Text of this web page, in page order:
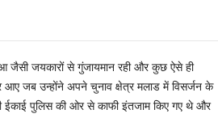
जैसी जयकारों से गुंजायमान रही और कुछ ऐसे ही
आए जब उन्होंने अपने चुनाव क्षेत्र मलाड में विसर्जन के
ईकाई पुलिस की ओर से काफी इंतजाम किए गए थे और